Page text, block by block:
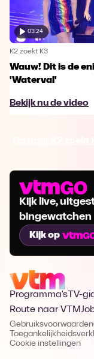
03:24
K2 zoekt K3
Wauw! Dit is de
'Waterval'
Bekijk nu de video
Kijk live,
bingewatchen
Kijk op
Programma's TV-
Route naar VTM
Gebruiksvoorwaarden
Cookie instellingen